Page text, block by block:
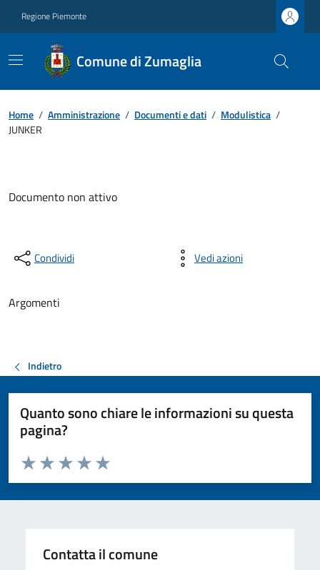
Regione Piemonte
Comune di Zumaglia
Home / Amministrazione / Documenti e dati / Modulistica /
JUNKER
Documento non attivo
Condividi Vedi azioni
Argomenti
Indietro
Quanto sono chiare le informazioni su questa
pagina?
Valuta da 1 a 5 stelle la pagina
Valuta 5 stelle su 5
Valuta 4 stelle su 5
Valuta 3 stelle su 5
Valuta 2 stelle su 5
Valuta 1 stelle su 5
Contatta il comune